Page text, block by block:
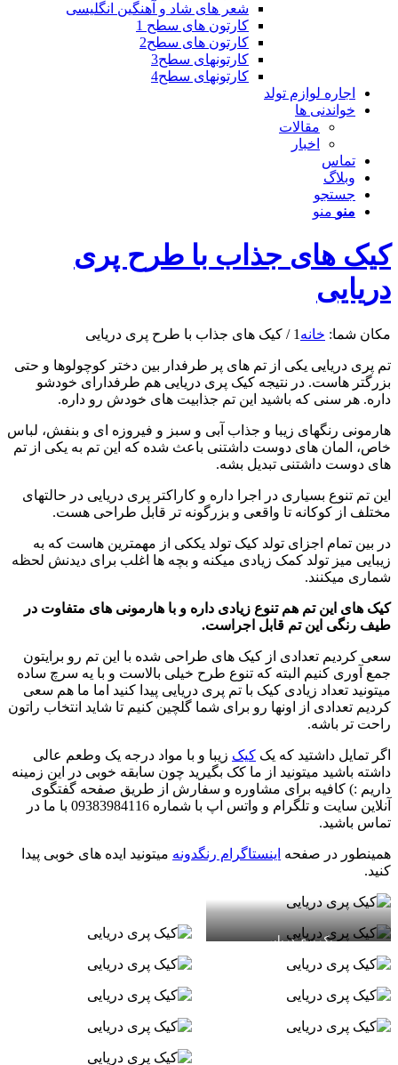
شعر های شاد و آهنگین انگلیسی
کارتون های سطح 1
کارتون های سطح2
کارتونهای سطح3
کارتونهای سطح4
اجاره لوازم تولد
خواندنی ها
مقالات
اخبار
تماس
وبلاگ
جستجو
منو منو
کیک های جذاب با طرح پری
دریایی
مکان شما: خانه 1
/ کیک های جذاب با طرح پری دریایی
تم پری دریایی یکی از تم های پر طرفدار بین دختر کوچولوها و حتی
بزرگتر هاست. در نتیجه کیک پری دریایی هم طرفدارای خودشو
داره. هر سنی که باشید این تم جذابیت های خودش رو داره.
هارمونی رنگهای زیبا و جذاب آبی و سبز و فیروزه ای و بنفش، لباس
خاص، المان های دوست داشتنی باعث شده که این تم به یکی از تم
های دوست داشتنی تبدیل بشه.
این تم تنوع بسیاری در اجرا داره و کاراکتر پری دریایی در حالتهای
مختلف از کوکانه تا واقعی و بزرگونه تر قابل طراحی هست.
در بین تمام اجزای تولد کیک تولد یککی از مهمترین هاست که به
زیبایی میز تولد کمک زیادی میکنه و بچه ها اغلب برای دیدنش لحظه
شماری میکنند.
کیک های این تم هم تنوع زیادی داره و با هارمونی های متفاوت در
طیف رنگی این تم قابل اجراست.
سعی کردیم تعدادی از کیک های طراحی شده با این تم رو برایتون
جمع آوری کنیم البته که تنوع طرح خیلی بالاست و با یه سرچ ساده
میتونید تعداد زیادی کیک با تم پری دریایی پیدا کنید اما ما هم سعی
کردیم تعدادی از اونها رو برای شما گلچین کنیم تا شاید انتخاب راتون
راحت تر باشه.
اگر تمایل داشتید که یک کیک زیبا و با مواد درجه یک وطعم عالی
داشته باشید میتونید از ما کک بگیرید چون سابقه خوبی در این زمینه
داریم :) کافیه برای مشاوره و سفارش از طریق صفحه گفتگوی
آنلاین سایت و تلگرام و واتس اپ با شماره 09383984116 با ما در
تماس باشید.
همینطور در صفحه اینستاگرام رنگدونه میتونید ایده های خوبی پیدا
کنید.
یک پری دریایی